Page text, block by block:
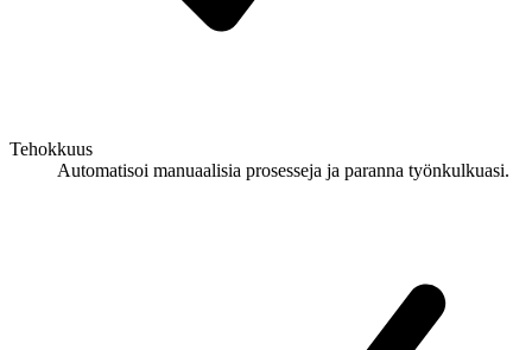
Tehokkuus
Automatisoi manuaalisia prosesseja ja paranna työnkulkuasi.